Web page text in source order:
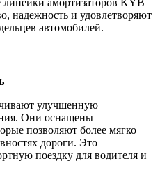
надежность и удовлетворяют
автомобилей.
улучшенную
Они оснащены
позволяют более мягко
дороги. Это
поездку для водителя и